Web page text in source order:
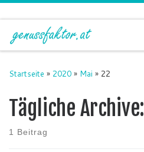
Zum Inhalt springen
Startseite » 2020 » Mai » 22
Tägliche Archive:
1 Beitrag